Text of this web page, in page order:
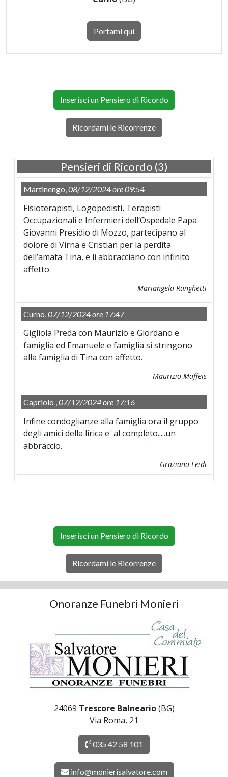
Portami qui
Inserisci un Pensiero di Ricordo
Ricordami le Ricorrenze
Pensieri di Ricordo (3)
Martinengo,08/12/2024 ore 09:54
Fisioterapisti, Logopedisti, Terapisti
Occupazionali e Infermieri dell’Ospedale Papa
Giovanni Presidio di Mozzo, partecipano al
dolore di Virna e Cristian per la perdita
dell’amata Tina, e li abbracciano con infinito
affetto.
Mariangela Ranghetti
Curno,07/12/2024 ore 17:47
Gigliola Preda con Maurizio e Giordano e
famiglia ed Emanuele e famiglia si stringono
alla famiglia di Tina con affetto.
Maurizio Maffeis
Capriolo ,07/12/2024 ore 17:16
Infine condoglianze alla famiglia ora il gruppo
degli amici della lirica e' al completo.....un
abbraccio.
Graziano Leidi
Inserisci un Pensiero di Ricordo
Ricordami le Ricorrenze
Onoranze Funebri Monieri
24069 Trescore Balneario(BG)
Via Roma, 21
035 42 58 101
info@monierisalvatore.com